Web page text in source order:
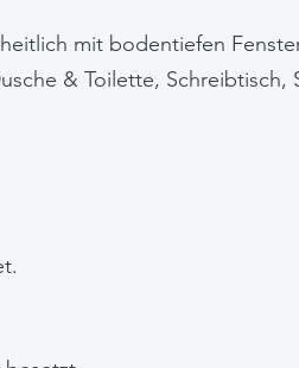
mit bodentiefen
& Toilette, Schreibtisch,